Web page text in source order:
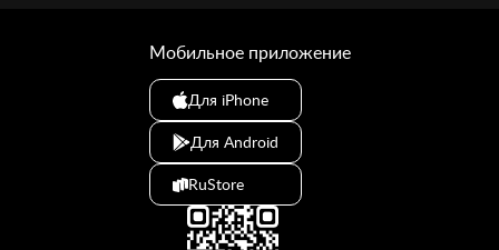
Мобильное приложение
Для iPhone
Для Android
RuStore